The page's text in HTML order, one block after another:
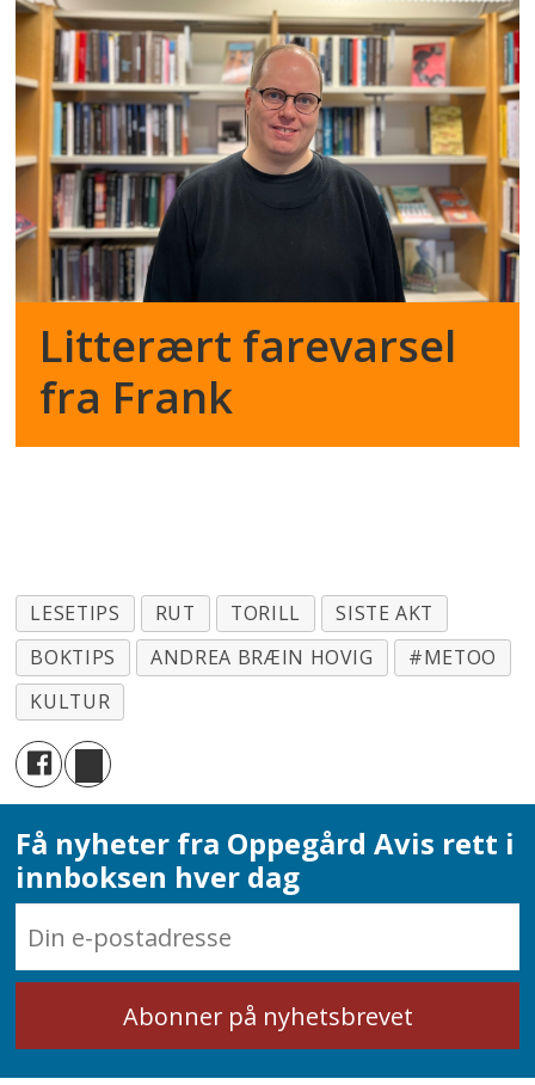
Litterært farevarsel
fra Frank
LESETIPS RUT TORILL
SISTE AKT
BOKTIPS
ANDREA BRÆIN HOVIG
#METOO
KULTUR
Få nyheter fra Oppegård Avis rett i
innboksen hver dag